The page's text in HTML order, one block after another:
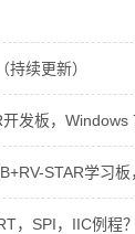
续更新）
开发板，
STAR学习
，SPI，IIC例程？